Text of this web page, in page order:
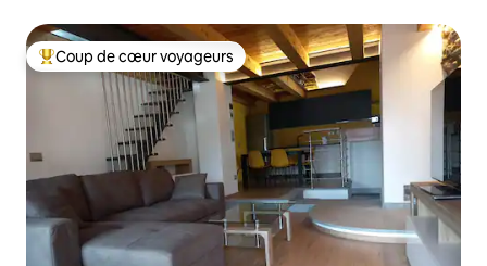
Coups de cœur voyageurs les plus appréciés
Coup de cœur voyageurs